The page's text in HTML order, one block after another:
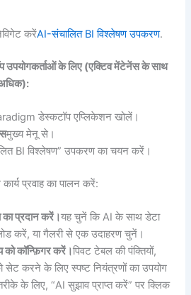
करेंAI-संचालित BI विश्लेषण उपकरण.
के लिए (एक्टिव मेंटेनेंस के साथ
डेस्कटॉप एप्लिकेशन खोलें।
मुख्य मेनू से।
BI विश्लेषण” उपकरण का चयन करें।
प्रवाह का पालन करें:
प्रदान करें।यह चुनें कि AI के साथ डेटा
करें, या गैलरी से एक उदाहरण चुनें।
कॉन्फ़िगर करें।पिवट टेबल की पंक्तियों,
सेट करने के लिए स्पष्ट नियंत्रणों का उपयोग
के लिए, “AI सुझाव प्राप्त करें” पर क्लिक